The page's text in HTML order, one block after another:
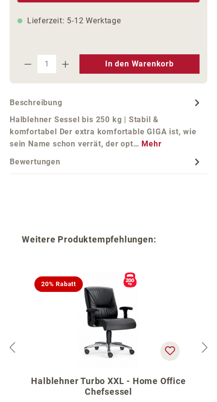
Lieferzeit: 5-12 Werktage
Produkt Anzahl: Gib den
In den Warenkorb
Beschreibung
Halblehner Sessel bis 250 kg | Stabil &
komfortabel Der extra komfortable GIGA ist, wie
sein Name schon verrät, der opt… Mehr
Bewertungen
Produktgalerie überspringen
Weitere Produktempfehlungen:
20% Rabatt
Halblehner Turbo XXL - Home Office
Chefsessel